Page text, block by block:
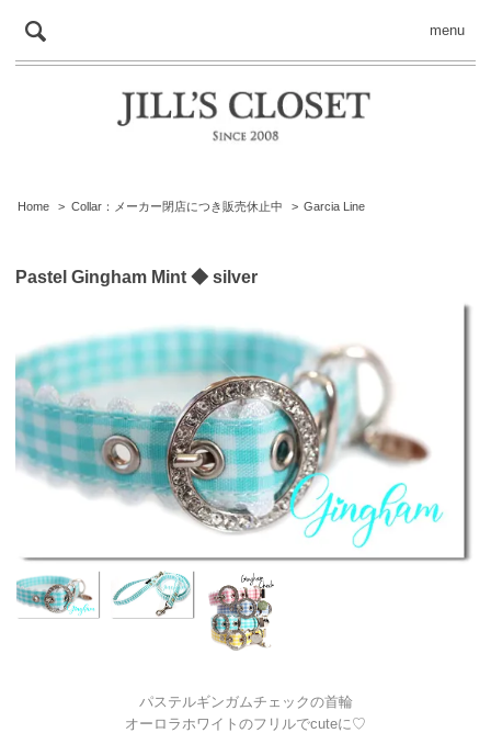
menu
Home > Collar：メーカー閉店につき販売休止中 > Garcia Line
Pastel Gingham Mint ◆ silver
パステルギンガムチェックの首輪
オーロラホワイトのフリルでcuteに♡